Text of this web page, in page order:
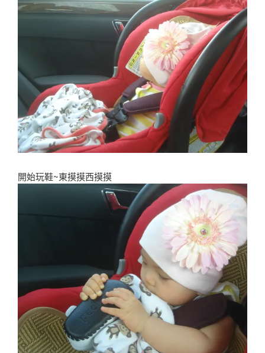
開始玩鞋~東摸摸西摸摸